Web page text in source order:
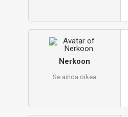
Nerkoon
Se ainoa oikea